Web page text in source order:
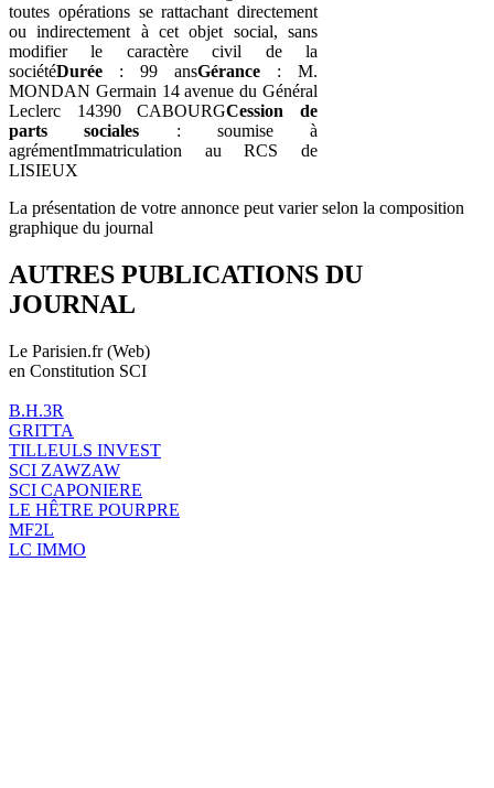
toutes opérations se rattachant directement
ou indirectement à cet objet social, sans
modifier le caractère civil de la
sociétéDurée : 99 ansGérance : M.
MONDAN Germain 14 avenue du Général
Leclerc 14390 CABOURGCession de
parts sociales : soumise à
agrémentImmatriculation au RCS de
LISIEUX
La présentation de votre annonce peut varier selon la composition
graphique du journal
AUTRES PUBLICATIONS DU
JOURNAL
Le Parisien.fr (Web)
en Constitution SCI
B.H.3R
GRITTA
TILLEULS INVEST
SCI ZAWZAW
SCI CAPONIERE
LE HÊTRE POURPRE
MF2L
LC IMMO